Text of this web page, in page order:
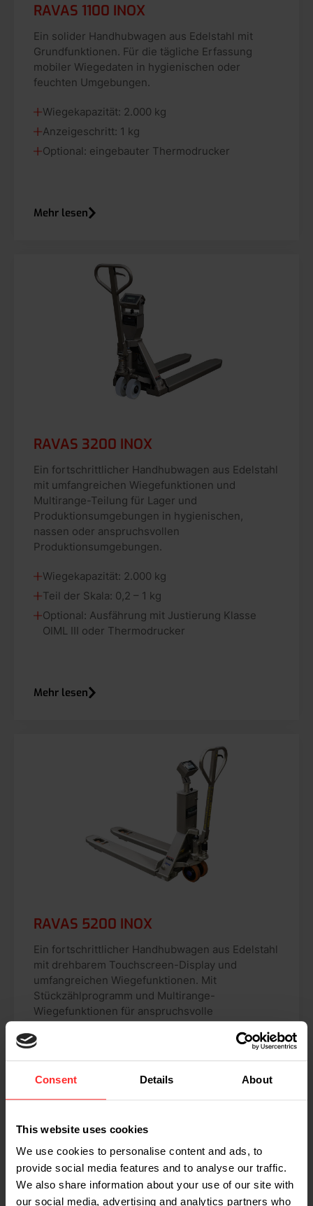
Consent Details About
This website uses cookies
We use cookies to personalise content and ads, to
provide social media features and to analyse our traffic.
We also share information about your use of our site with
our social media, advertising and analytics partners who
RAVAS 1100 INOX
Ein solider Handhubwagen aus Edelstahl mit
Grundfunktionen. Für die tägliche Erfassung
mobiler Wiegedaten in hygienischen oder
feuchten Umgebungen.
Wiegekapazität: 2.000 kg
Anzeigeschritt: 1 kg
Optional: eingebauter Thermodrucker
Mehr lesen
RAVAS 3200 INOX
Ein fortschrittlicher Handhubwagen aus Edelstahl
mit umfangreichen Wiegefunktionen und
Multirange-Teilung für Lager und
Produktionsumgebungen in hygienischen,
nassen oder anspruchsvollen
Produktionsumgebungen.
Wiegekapazität: 2.000 kg
Teil der Skala: 0,2 – 1 kg
Optional: Ausfährung mit Justierung Klasse
OIML III oder Thermodrucker
Mehr lesen
RAVAS 5200 INOX
Ein fortschrittlicher Handhubwagen aus Edelstahl
mit drehbarem Touchscreen-Display und
umfangreichen Wiegefunktionen. Mit
Stückzählprogramm und Multirange-
Wiegefunktionen für anspruchsvolle
Teil der Skala: 0,2–1 kg
Mehr lesen